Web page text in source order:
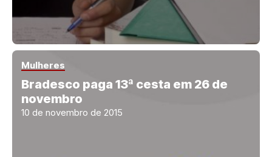
Mulheres
Bradesco paga 13ª cesta em 26 de
novembro
10 de novembro de 2015